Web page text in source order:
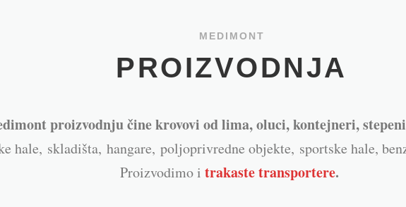
MEDIMONT
PROIZVODNJA
proizvodnju čine krovovi od lima, oluci, kontejneri,
hale, skladišta, hangare, poljoprivredne objekte, sportske hale,
Proizvodimo i trakaste transportere.